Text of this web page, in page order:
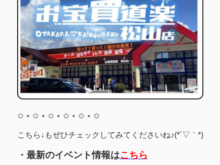
✩ ⋆ ✩ ⋆ ✩ ⋆ ✩ ⋆ ✩ ⋆ ✩
こちら↓もぜひチェックしてみてくださいね♪(*´▽｀*)
・最新のイベント情報はこちら